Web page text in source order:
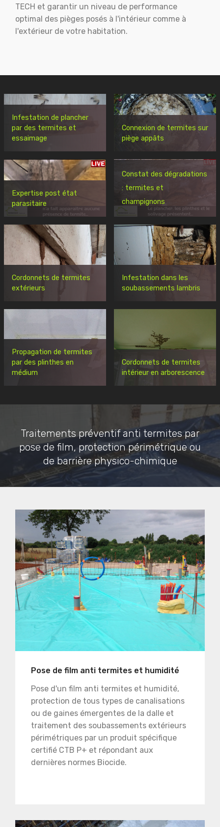
TECH et garantir un niveau de performance
optimal des pièges posés à l'intérieur comme à
l'extérieur de votre habitation.
Infestation de plancher
par des termites et
essaimage
Connexion de termites sur
piège appâts
Expertise post état
parasitaire
Constat des dégradations
: termites et
champignons
Cordonnets de termites
extérieurs
Infestation dans les
soubassements lambris
Propagation de termites
par des plinthes en
médium
Cordonnets de termites
intérieur en arborescence
Traitements préventif anti termites par
pose de film, protection périmétrique ou
de barrière physico-chimique
Pose de film anti termites et humidité
Pose d'un film anti termites et humidité,
protection de tous types de canalisations
ou de gaines émergentes de la dalle et
traitement des soubassements extérieurs
périmétriques par un produit spécifique
certifié CTB P+ et répondant aux
dernières normes Biocide.